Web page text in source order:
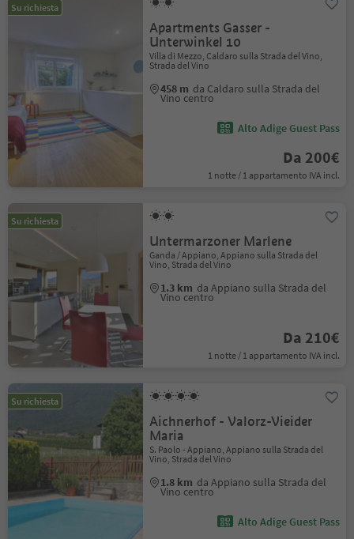
Su richiesta
Apartments Gasser -
Unterwinkel 10
Villa di Mezzo, Caldaro sulla Strada del Vino,
Strada del Vino
458 m da Caldaro sulla Strada del
Vino centro
Alto Adige Guest Pass
Da 200€
1 notte / 1 appartamento IVA incl.
Su richiesta
Untermarzoner Marlene
Ganda / Appiano, Appiano sulla Strada del
Vino, Strada del Vino
1.3 km da Appiano sulla Strada del
Vino centro
Da 210€
1 notte / 1 appartamento IVA incl.
Su richiesta
Aichnerhof - Valorz-Vieider
Maria
S. Paolo - Appiano, Appiano sulla Strada del
Vino, Strada del Vino
1.8 km da Appiano sulla Strada del
Vino centro
Alto Adige Guest Pass